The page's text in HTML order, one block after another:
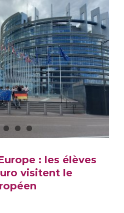
: les
Euro
: les élèves
visitent le